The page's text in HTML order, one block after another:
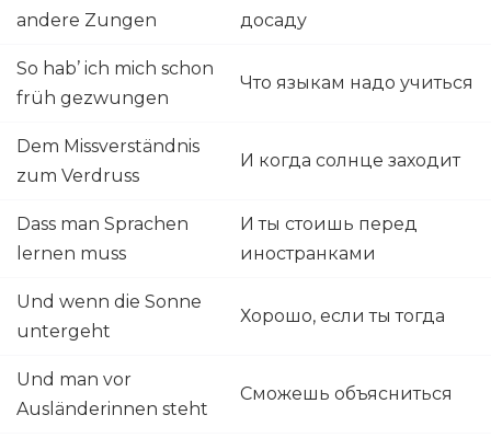
andere Zungen
досаду
So hab’ ich mich schon
früh gezwungen
Что языкам надо учиться
Dem Missverständnis
zum Verdruss
И когда солнце заходит
Dass man Sprachen
lernen muss
И ты стоишь перед
иностранками
Und wenn die Sonne
untergeht
Хорошо, если ты тогда
Und man vor
Ausländerinnen steht
Сможешь объясниться